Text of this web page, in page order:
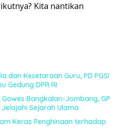
Kita nantikan
dan Kesetaraan Guru, PD PGSI
Gedung DPR RI
Bangkalan-Jombang, GP
Sejarah Ulama
Keras Penghinaan terhadap